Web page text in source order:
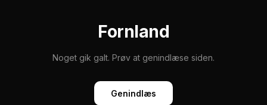
Fornland
Noget gik galt. Prøv at genindlæse siden.
Genindlæs